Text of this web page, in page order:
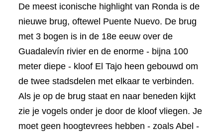
De meest iconische highlight van Ronda is de
nieuwe brug, oftewel Puente Nuevo. De brug
met 3 bogen is in de 18e eeuw over de
Guadalevín rivier en de enorme - bijna 100
meter diepe - kloof El Tajo heen gebouwd om
de twee stadsdelen met elkaar te verbinden.
Als je op de brug staat en naar beneden kijkt
zie je vogels onder je door de kloof vliegen. Je
moet geen hoogtevrees hebben - zoals Abel -